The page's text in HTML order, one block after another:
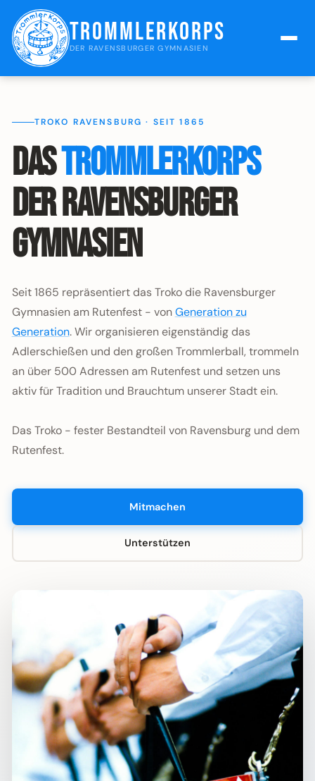
Trommlerkorps
DER RAVENSBURGER GYMNASIEN
TROKO RAVENSBURG · SEIT 1865
DasTrommlerkorps
der Ravensburger
Gymnasien
Seit 1865 repräsentiert das Troko die Ravensburger
Gymnasien am Rutenfest - vonGeneration zu
Generation. Wir organisieren eigenständig das
Adlerschießen und den großen Trommlerball, trommeln
an über 500 Adressen am Rutenfest und setzen uns
aktiv für Tradition und Brauchtum unserer Stadt ein.
Das Troko - fester Bestandteil von Ravensburg und dem
Rutenfest.
Mitmachen
Unterstützen